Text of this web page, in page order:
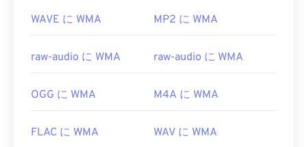
初回リリース: 1999
https://en.wikipedia.org/wiki/Windows_Media_Audio
us/windows/desktop/medfound/windows-media-
WAVE に WMA MP2 に WMA
raw-audio に WMA raw-audio に WMA
OGG に WMA M4A に WMA
FLAC に WMA WAV に WMA